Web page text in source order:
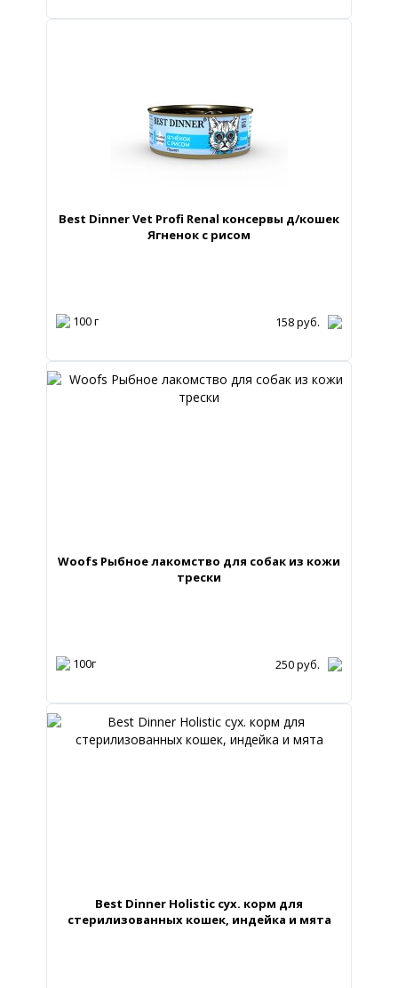
Best Dinner Vet Profi Renal консервы д/кошек
Ягненок с рисом
100 г 158руб.
Woofs Рыбное лакомство для собак из кожи
трески
100г 250руб.
Best Dinner Holistic сух. корм для
стерилизованных кошек, индейка и мята